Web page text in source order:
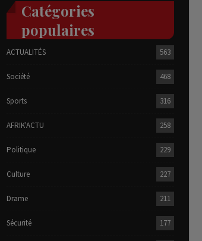
Catégories
populaires
ACTUALITÉS 563
Société 468
Sports 316
AFRIK'ACTU 258
Politique 229
Culture 227
Drame 211
Sécurité 177